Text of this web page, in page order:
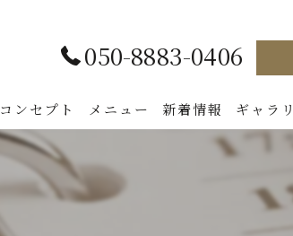
050-8883-0406
コンセプト メニュー 新着情報 ギャラ